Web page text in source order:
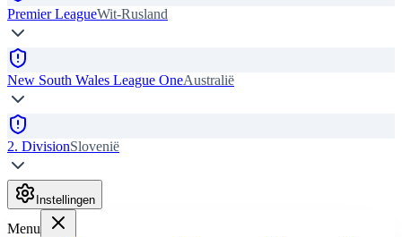
Premier LeagueWit-Rusland
New South Wales League OneAustralië
2. DivisionSlovenië
Instellingen
Menu